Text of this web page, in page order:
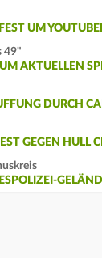
UM
49"
AKTUELLEN
DURCH
GEGEN HULL